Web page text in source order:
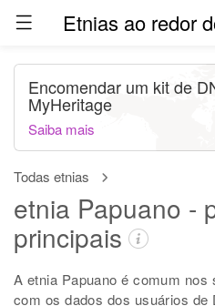
Etnias ao redor
Todas etnias
etnia Papuano -
principais
A etnia Papuano é comum
com os dados dos usuários de
Encomendar um kit de
MyHeritage
Saiba mais